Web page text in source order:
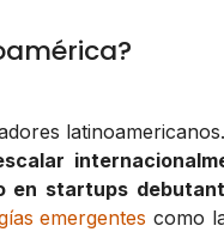
en startups
emergentes como